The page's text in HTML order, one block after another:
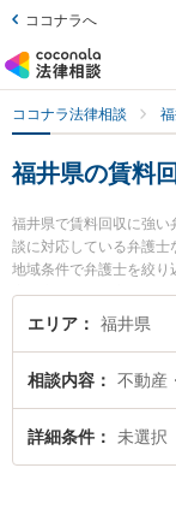
ココナラへ
ココナラ法律相談
福井県の賃料
福井県で賃料回収に強い
談に対応している弁護
地域条件で弁護士を絞
家賃交渉、不動産契約
特に二の宮法律事務所
のトラブルを今すぐに
豊富な近くの弁護士を
る福井県内の弁護士に
エリア 福井県
相談内容 不動産
詳細条件 未選択